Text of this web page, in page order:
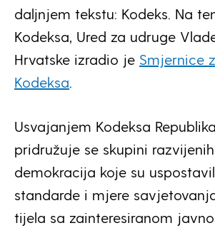
daljnjem tekstu: Kodeks. Na
Kodeksa, Ured za udruge
Hrvatske izradio je Smjernice
Kodeksa.
Usvajanjem Kodeksa
pridružuje se skupini
demokracija koje su
standarde i mjere
tijela sa zainteresiranom